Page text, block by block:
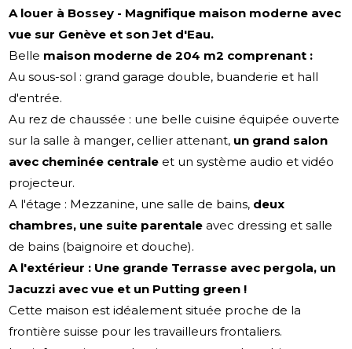
A louer à Bossey - Magnifique maison moderne avec
vue sur Genève et son Jet d'Eau.
Belle maison moderne de 204 m2 comprenant :
Au sous-sol : grand garage double, buanderie et hall
d'entrée.
Au rez de chaussée : une belle cuisine équipée ouverte
sur la salle à manger, cellier attenant, un grand salon
avec cheminée centrale et un système audio et vidéo
projecteur.
A l'étage : Mezzanine, une salle de bains, deux
chambres, une suite parentaleavec dressing et salle
de bains (baignoire et douche).
A l'extérieur : Une grande Terrasse avec pergola, un
Jacuzzi avec vue et un Putting green !
Cette maison est idéalement située proche de la
frontière suisse pour les travailleurs frontaliers.